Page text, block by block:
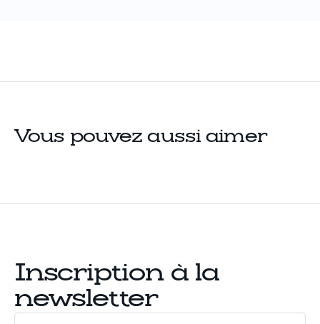
Vous pouvez aussi aimer
Inscription à la
newsletter
Votre